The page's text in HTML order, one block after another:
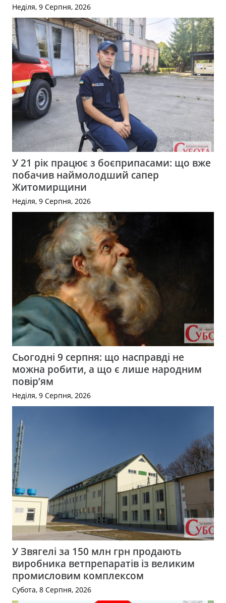
Неділя, 9 Серпня, 2026
У 21 рік працює з боєприпасами: що вже
побачив наймолодший сапер
Житомирщини
Неділя, 9 Серпня, 2026
Сьогодні 9 серпня: що насправді не
можна робити, а що є лише народним
повір’ям
Неділя, 9 Серпня, 2026
У Звягелі за 150 млн грн продають
виробника ветпрепаратів із великим
промисловим комплексом
Субота, 8 Серпня, 2026